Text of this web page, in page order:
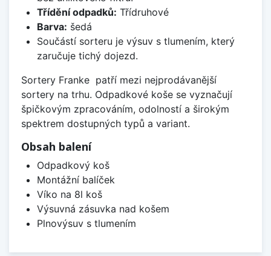
Třídění odpadků: Třídruhové
Barva: šedá
Součástí sorteru je výsuv s tlumením, který
zaručuje tichý dojezd.
Sortery Franke patří mezi nejprodávanější
sortery na trhu. Odpadkové koše se vyznačují
špičkovým zpracováním, odolností a širokým
spektrem dostupných typů a variant.
Obsah balení
Odpadkový koš
Montážní balíček
Víko na 8l koš
Výsuvná zásuvka nad košem
Plnovýsuv s tlumením